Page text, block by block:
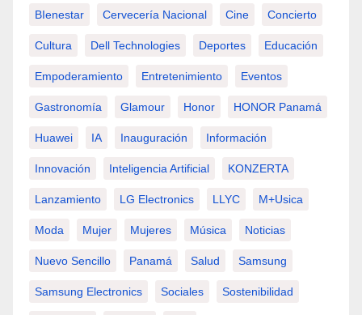
BIenestar Cervecería Nacional Cine Concierto
Cultura Dell Technologies Deportes Educación
Empoderamiento Entretenimiento Eventos
Gastronomía Glamour Honor HONOR Panamá
Huawei IA Inauguración Información
Innovación Inteligencia Artificial KONZERTA
Lanzamiento LG Electronics LLYC M+usica
Moda Mujer Mujeres Música Noticias
Nuevo Sencillo Panamá Salud Samsung
Samsung Electronics Sociales Sostenibilidad